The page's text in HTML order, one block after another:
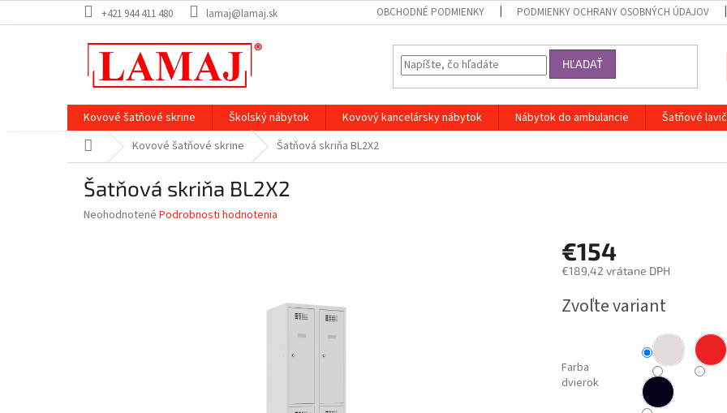
na
+421 944 411 480 lamaj@lamaj.sk OBCHODNÉ PODMIENKY PODMIENKY OCHRANY OSOBNÝCH ÚDAJOV
HĽADAŤ
Kovové šatňové skrine Školský nábytok Kovový kancelársky nábytok Nábytok do ambulancie Šatňové
DomovKovové šatňové skrine Šatňová skriňa BL2X2
Šatňová skriňa BL2X2
Priemerné
Neohodnotené Podrobnosti hodnotenia
€154
€189,42 vrátane DPH
cena:
Zvoľte variant
Farba
dvierok